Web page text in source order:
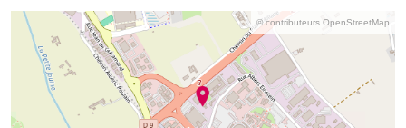
© contributeurs OpenStreetMap